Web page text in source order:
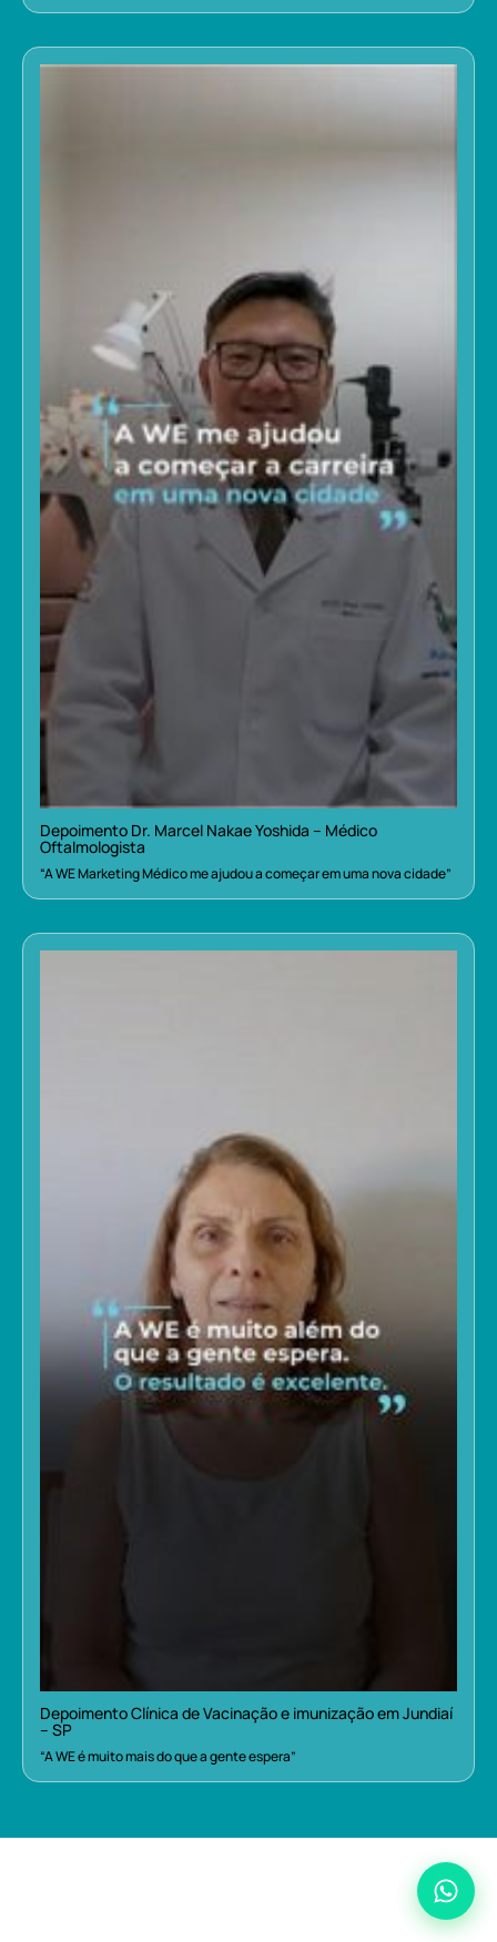
Depoimento Dr. Marcel Nakae Yoshida – Médico
Oftalmologista
“A WE Marketing Médico me ajudou a começar em uma nova cidade”
Depoimento Clínica de Vacinação e imunização em Jundiaí
– SP
“A WE é muito mais do que a gente espera”